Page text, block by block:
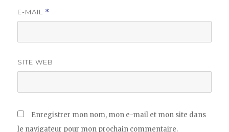
E-MAIL *
SITE WEB
Enregistrer mon nom, mon e-mail et mon site dans
le navigateur pour mon prochain commentaire.